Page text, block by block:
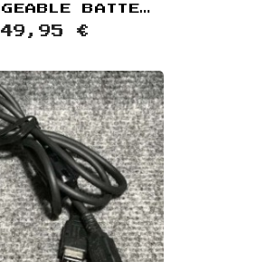
RECHARGEABLE BATTERY PACK DMG 03 NINTENDO GAME BOY
49,95 €